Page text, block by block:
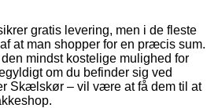
gratis levering, men i de fleste
at man shopper for en præcis sum.
mindst kostelige mulighed for
om du befinder sig ved
Skælskør – vil være at få dem til at